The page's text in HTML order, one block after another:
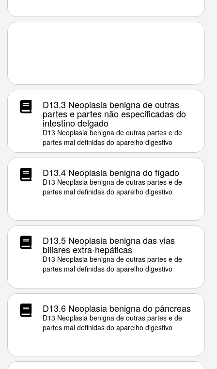
D13.3 Neoplasia benigna de outras
partes e partes não especificadas do
intestino delgado
D13 Neoplasia benigna de outras partes e de
partes mal definidas do aparelho digestivo
D13.4 Neoplasia benigna do fígado
D13 Neoplasia benigna de outras partes e de
partes mal definidas do aparelho digestivo
D13.5 Neoplasia benigna das vias
biliares extra-hepáticas
D13 Neoplasia benigna de outras partes e de
partes mal definidas do aparelho digestivo
D13.6 Neoplasia benigna do pâncreas
D13 Neoplasia benigna de outras partes e de
partes mal definidas do aparelho digestivo